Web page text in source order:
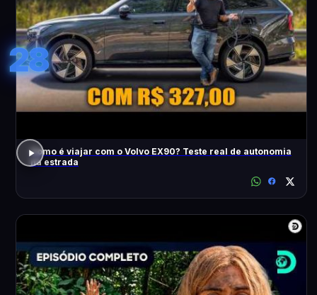
28
Como é viajar com o Volvo EX90? Teste real de autonomia
na estrada